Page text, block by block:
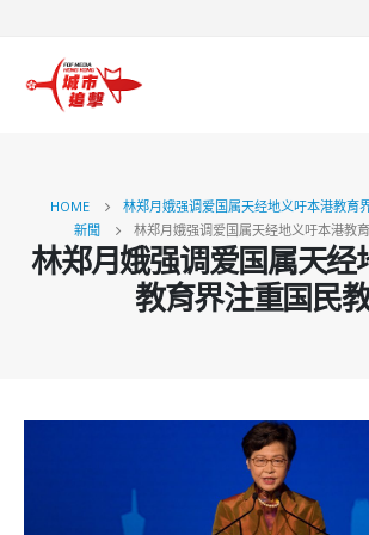
HOME
林郑月娥强调爱国属天经地义吁本港教育
新聞
林郑月娥强调爱国属天经地义吁本港教
林郑月娥强调爱国属天经
教育界注重国民